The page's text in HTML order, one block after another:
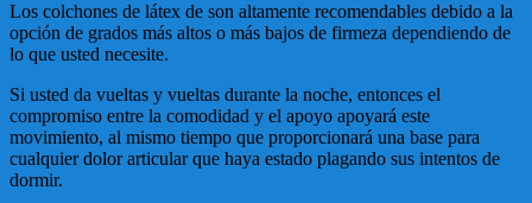
Los colchones de látex de son altamente recomendables debido a la
opción de grados más altos o más bajos de firmeza dependiendo de
lo que usted necesite.
Si usted da vueltas y vueltas durante la noche, entonces el
compromiso entre la comodidad y el apoyo apoyará este
movimiento, al mismo tiempo que proporcionará una base para
cualquier dolor articular que haya estado plagando sus intentos de
dormir.